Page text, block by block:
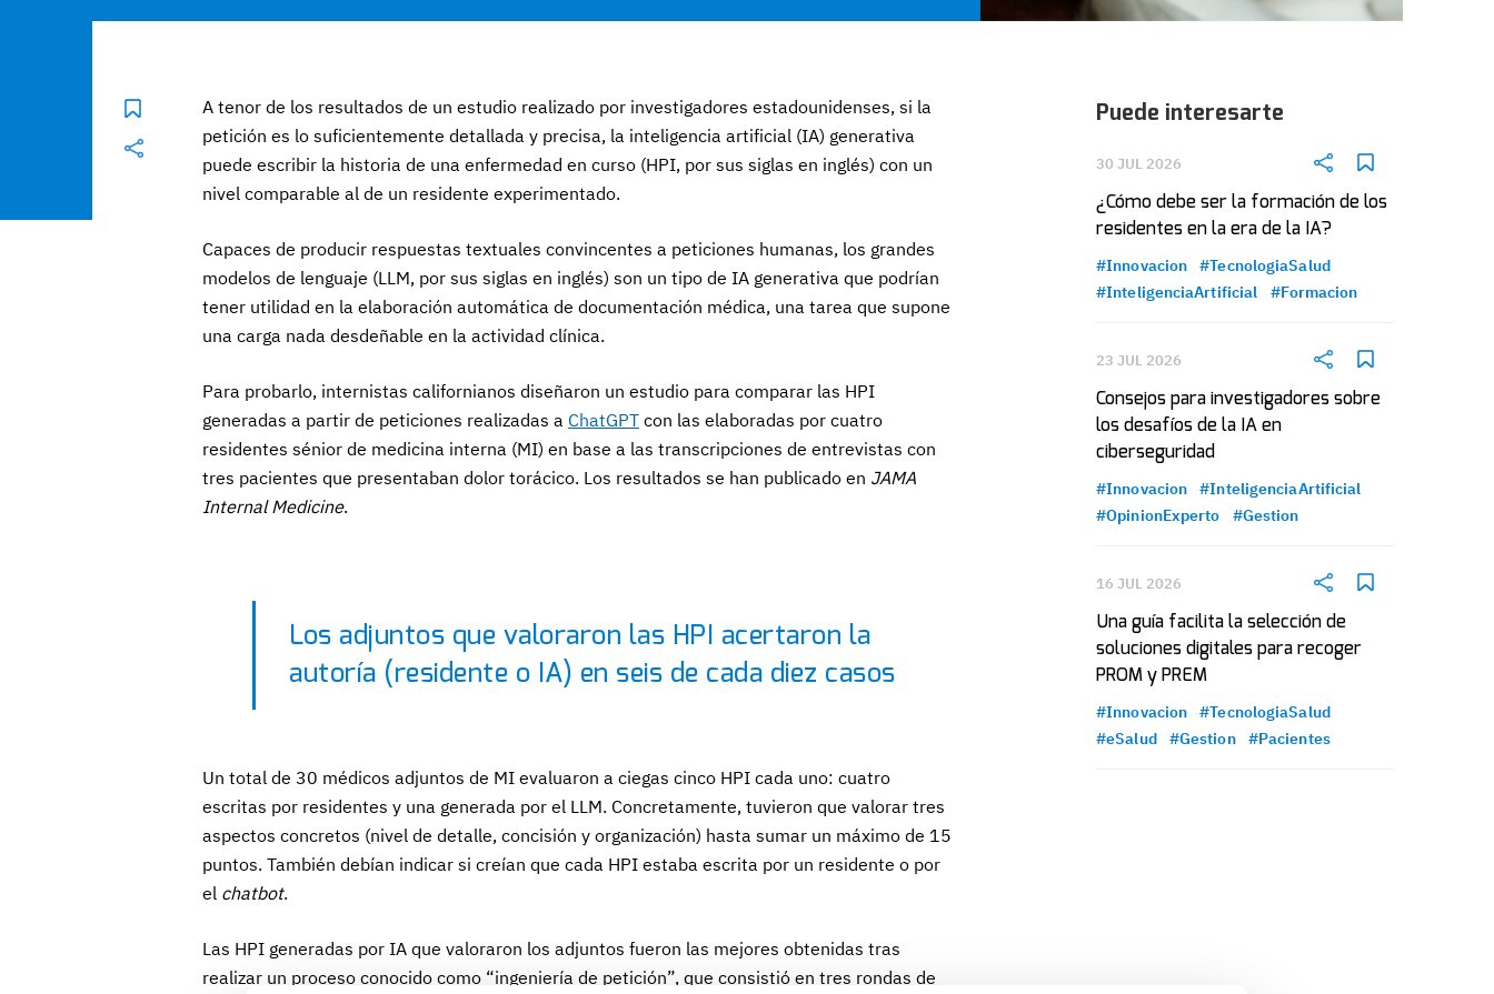
A tenor de los resultados de un estudio realizado por investigadores estadounidenses, si la
petición es lo suficientemente detallada y precisa, la inteligencia artificial (IA) generativa
puede escribir la historia de una enfermedad en curso (HPI, por sus siglas en inglés) con un
nivel comparable al de un residente experimentado.
Capaces de producir respuestas textuales convincentes a peticiones humanas, los grandes
modelos de lenguaje (LLM, por sus siglas en inglés) son un tipo de IA generativa que podrían
tener utilidad en la elaboración automática de documentación médica, una tarea que supone
una carga nada desdeñable en la actividad clínica.
Para probarlo, internistas californianos diseñaron un estudio para comparar las HPI
generadas a partir de peticiones realizadas a ChatGPT con las elaboradas por cuatro
residentes sénior de medicina interna (MI) en base a las transcripciones de entrevistas con
tres pacientes que presentaban dolor torácico. Los resultados se han publicado en JAMA
Internal Medicine.
Los adjuntos que valoraron las HPI acertaron la
autoría (residente o IA) en seis de cada diez casos
Un total de 30 médicos adjuntos de MI evaluaron a ciegas cinco HPI cada uno: cuatro
escritas por residentes y una generada por el LLM. Concretamente, tuvieron que valorar tres
aspectos concretos (nivel de detalle, concisión y organización) hasta sumar un máximo de 15
puntos. También debían indicar si creían que cada HPI estaba escrita por un residente o por
el chatbot.
Las HPI generadas por IA que valoraron los adjuntos fueron las mejores obtenidas tras
realizar un proceso conocido como “ingeniería de petición”, que consistió en tres rondas de
Puede interesarte
30 JUL 2026
¿Cómo debe ser la formación de los
residentes en la era de la IA?
#Innovacion
#TecnologiaSalud
#InteligenciaArtificial
#Formacion
23 JUL 2026
Consejos para investigadores sobre
los desafíos de la IA en
ciberseguridad
#Innovacion
#InteligenciaArtificial
#OpinionExperto
#Gestion
16 JUL 2026
Una guía facilita la selección de
soluciones digitales para recoger
PROM y PREM
#Innovacion
#TecnologiaSalud
#eSalud
#Gestion #Pacientes